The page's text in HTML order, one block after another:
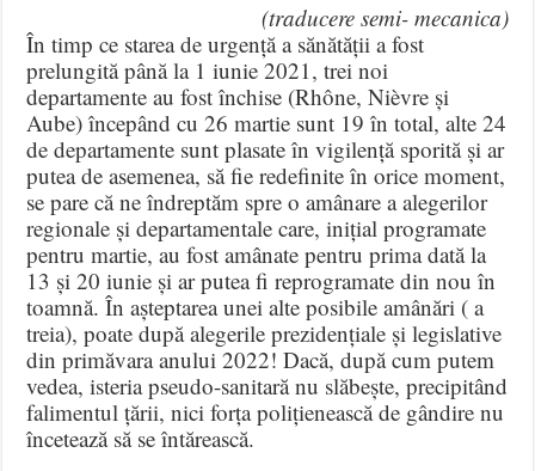
(traducere semi- mecanica)
În timp ce starea de urgență a sănătății a fost
prelungită până la 1 iunie 2021, trei noi
departamente au fost închise (Rhône, Nièvre și
Aube) începând cu 26 martie sunt 19 în total, alte 24
de departamente sunt plasate în vigilență sporită și ar
putea de asemenea, să fie redefinite în orice moment,
se pare că ne îndreptăm spre o amânare a alegerilor
regionale și departamentale care, inițial programate
pentru martie, au fost amânate pentru prima dată la
13 și 20 iunie și ar putea fi reprogramate din nou în
toamnă. În așteptarea unei alte posibile amânări ( a
treia), poate după alegerile prezidențiale și legislative
din primăvara anului 2022! Dacă, după cum putem
vedea, isteria pseudo-sanitară nu slăbește, precipitând
falimentul țării, nici forța polițienească de gândire nu
încetează să se întărească.